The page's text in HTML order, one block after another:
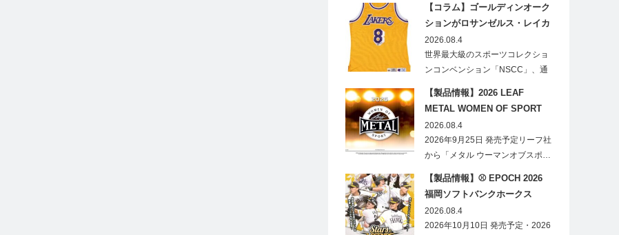
【コラム】ゴールディンオーク
ションがロサンゼルス・レイカ
ーズのオフィシャルオークショ
ンスポンサーに！
2026.08.4
世界最大級のスポーツコレクショ
ンコンベンション「NSCC」、通
【製品情報】2026 LEAF
METAL WOMEN OF SPORT
HOBBY
2026.08.4
2026年9月25日 発売予定リーフ社
から「メタル ウーマンオブスポ…
【製品情報】⚾ EPOCH 2026
福岡ソフトバンクホークス
STARS&LEGENDS ベースボー
ルカード
2026.08.4
2026年10月10日 発売予定・2026